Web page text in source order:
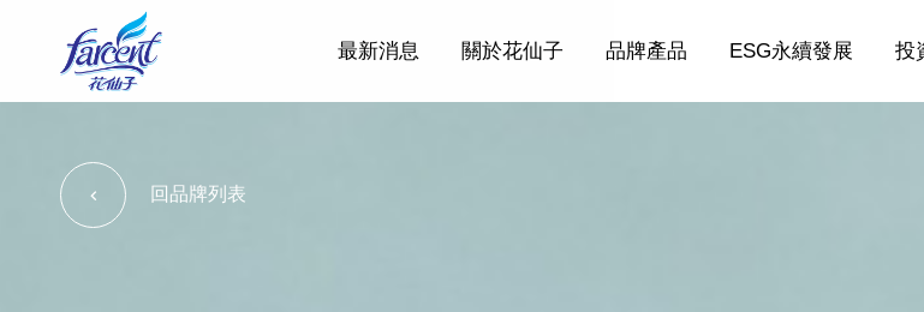
最新消息 關於花仙子 品牌產品 ESG永續發展 投
回品牌列表